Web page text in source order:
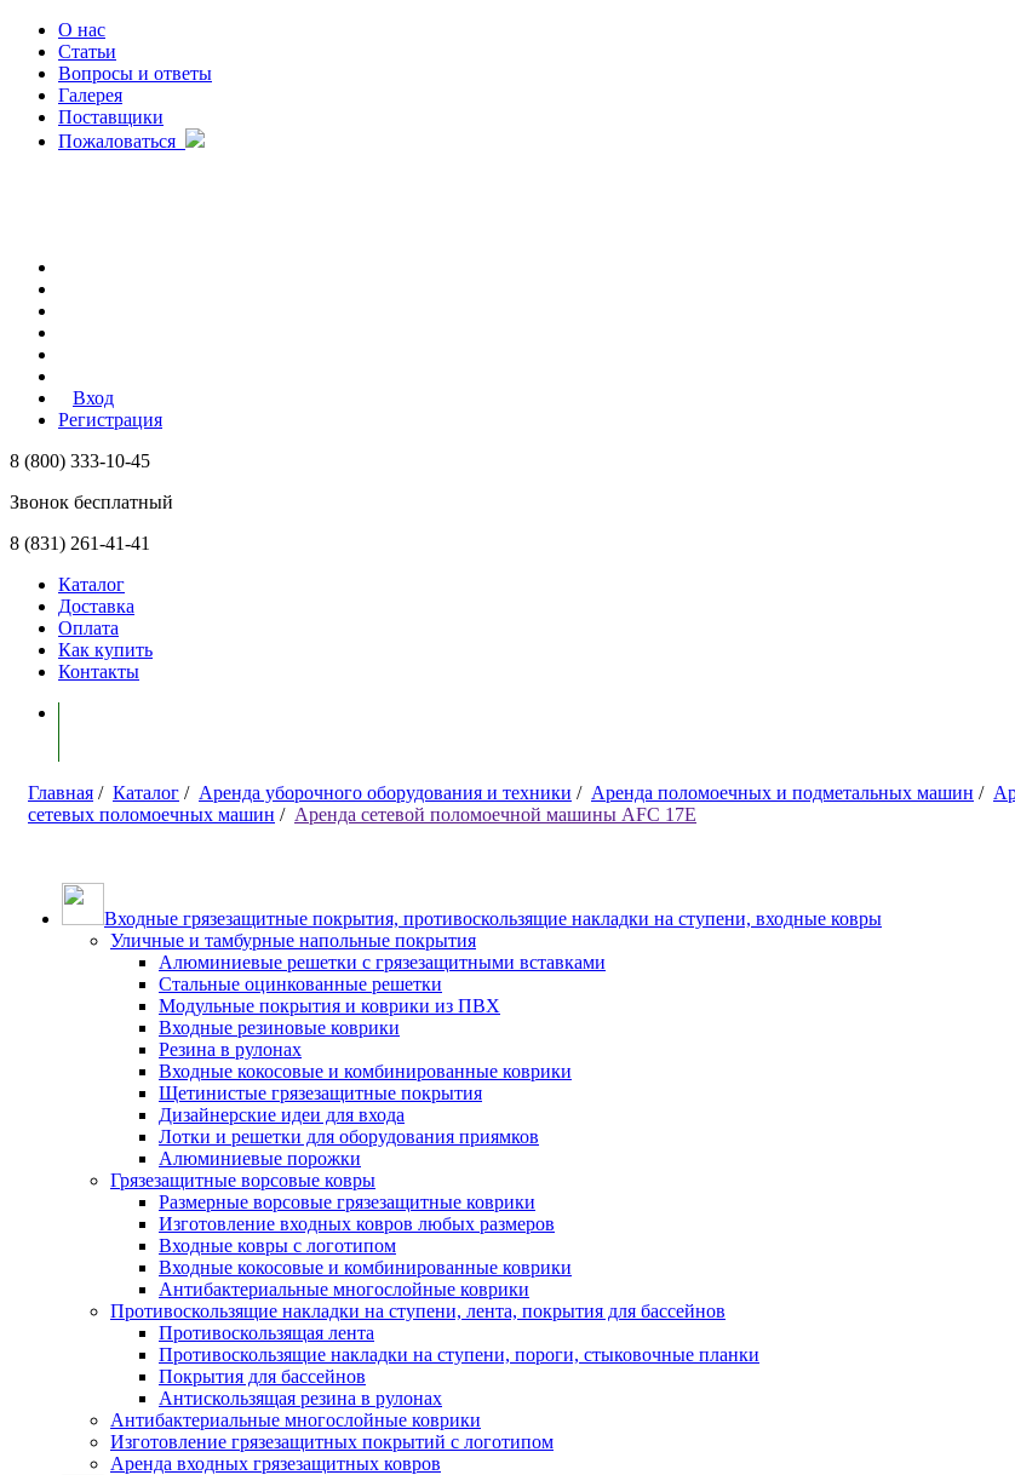
О нас
Статьи
Вопросы и ответы
Галерея
Поставщики
Пожаловаться
Вход
Регистрация
8 (800) 333-10-45
Звонок бесплатный
8 (831) 261-41-41
Каталог
Доставка
Оплата
Как купить
Контакты
Главная / Каталог / Аренда уборочного оборудования и техники / Аренда поломоечных и подметальных машин /
сетевых поломоечных машин / Аренда сетевой поломоечной машины AFC 17E
Входные грязезащитные покрытия, противоскользящие накладки на ступени, входные ковры
Уличные и тамбурные напольные покрытия
Алюминиевые решетки с грязезащитными вставками
Стальные оцинкованные решетки
Модульные покрытия и коврики из ПВХ
Входные резиновые коврики
Резина в рулонах
Входные кокосовые и комбинированные коврики
Щетинистые грязезащитные покрытия
Дизайнерские идеи для входа
Лотки и решетки для оборудования приямков
Алюминиевые порожки
Грязезащитные ворсовые ковры
Размерные ворсовые грязезащитные коврики
Изготовление входных ковров любых размеров
Входные ковры с логотипом
Входные кокосовые и комбинированные коврики
Антибактериальные многослойные коврики
Противоскользящие накладки на ступени, лента, покрытия для бассейнов
Противоскользящая лента
Противоскользящие накладки на ступени, пороги, стыковочные планки
Покрытия для бассейнов
Антискользящая резина в рулонах
Антибактериальные многослойные коврики
Изготовление грязезащитных покрытий с логотипом
Аренда входных грязезащитных ковров